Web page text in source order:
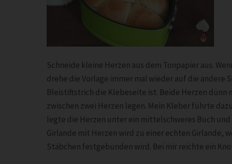
Schneide kleine Herzen aus dem Tonpapier aus.
drehe die Vorlage immer mal wieder auf die andere
Bleistiftstrich die Klebeseite ist. Beide Herzen dünn
zwischen zwei Herzen legen. Mein Kleber führte
legte die Herzen unter ein mittelschweres Buch
Girlande mit Herzen wird zu einer echten Girlande,
Stäbchen festgebunden wird. Bei mir reichte ein